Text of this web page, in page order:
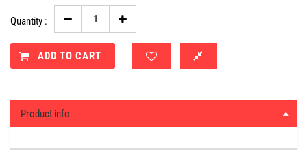
Quantity :
ADD TO CART
Product info